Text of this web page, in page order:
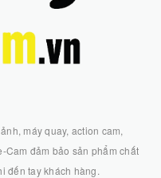
máy quay, action cam,
Cam đảm bảo sản phẩm chất
đến tay khách hàng.